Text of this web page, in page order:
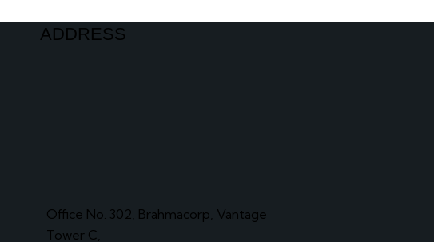
ADDRESS
Office No. 302, Brahmacorp, Vantage
Tower C,